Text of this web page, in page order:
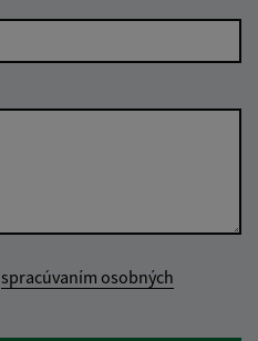
spracúvaním osobných